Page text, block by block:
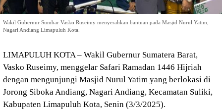
Wakil Gubernur Sumbar Vasko Ruseimy menyerahkan bantuan pada Masjid Nurul Yatim,
Nagari Andiang Limapuluh Kota.
LIMAPULUH KOTA – Wakil Gubernur Sumatera Barat,
Vasko Ruseimy, menggelar Safari Ramadan 1446 Hijriah
dengan mengunjungi Masjid Nurul Yatim yang berlokasi di
Jorong Siboka Andiang, Nagari Andiang, Kecamatan Suliki,
Kabupaten Limapuluh Kota, Senin (3/3/2025).